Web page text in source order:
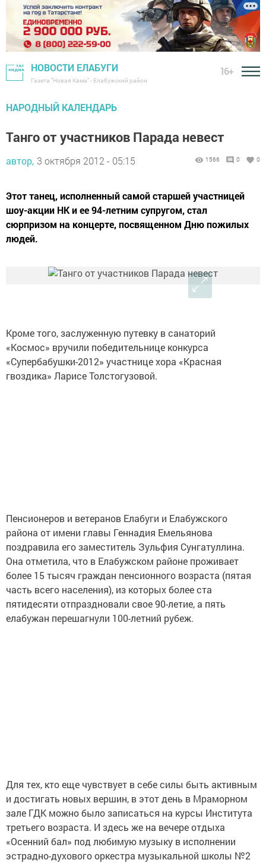
НОВОСТИ ЕЛАБУГИ
Газета "Новая Кама" - Елабужский район
16+
НАРОДНЫЙ КАЛЕНДАРЬ
Танго от участников Парада невест
автор, 3 октября 2012 - 05:15 1566 0 0
Этот танец, исполненный самой старшей участницей
шоу-акции НК и ее 94-летним супругом, стал
сюрпризом на концерте, посвященном Дню пожилых
людей.
Кроме того, заслуженную путевку в санаторий
«Космос» вручили победительнице конкурса
«Супербабушки-2012» участнице хора «Красная
гвоздика» Ларисе Толстогузовой.
Пенсионеров и ветеранов Елабуги и Елабужского
района от имени главы Геннадия Емельянова
поздравила его заместитель Зульфия Сунгатуллина.
Она отметила, что в Елабужском районе проживает
более 15 тысяч граждан пенсионного возраста (пятая
часть всего населения), из которых более ста
пятидесяти отпраздновали свое 90-летие, а пять
елабужан перешагнули 100-летний рубеж.
Для тех, кто еще чувствует в себе силы быть активным
и достигать новых вершин, в этот день в Мраморном
зале ГДК можно было записаться на курсы Института
третьего возраста. И здесь же на вечере отдыха
«Осенний бал» под любимую музыку в исполнении
эстрадно-духового оркестра музыкальной школы №2